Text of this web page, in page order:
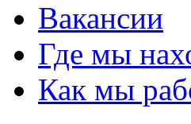
Вакансии
Где мы
Как мы